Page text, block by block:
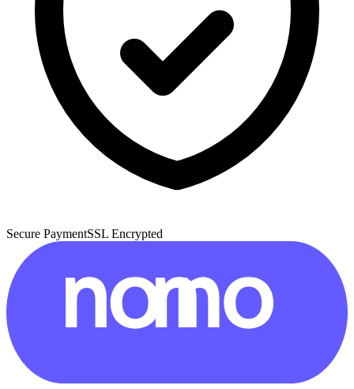
Secure PaymentSSL Encrypted